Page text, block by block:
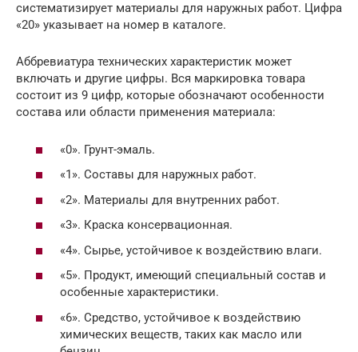
систематизирует материалы для наружных работ. Цифра
«20» указывает на номер в каталоге.
Аббревиатура технических характеристик может
включать и другие цифры. Вся маркировка товара
состоит из 9 цифр, которые обозначают особенности
состава или области применения материала:
«0». Грунт-эмаль.
«1». Составы для наружных работ.
«2». Материалы для внутренних работ.
«3». Краска консервационная.
«4». Сырье, устойчивое к воздействию влаги.
«5». Продукт, имеющий специальный состав и
особенные характеристики.
«6». Средство, устойчивое к воздействию
химических веществ, таких как масло или